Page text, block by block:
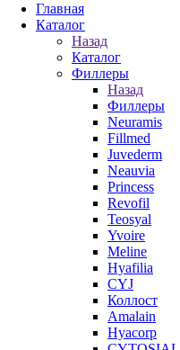
Главная
Каталог
Назад
Каталог
Филлеры
Назад
Филлеры
Neuramis
Fillmed
Juvederm
Neauvia
Princess
Revofil
Teosyal
Yvoire
Meline
Hyafilia
CYJ
Коллост
Amalain
Hyacorp